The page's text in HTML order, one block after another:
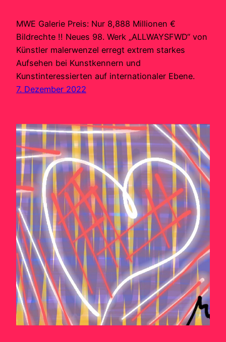
MWE Galerie Preis: Nur 8,888 Millionen €
Bildrechte !! Neues 98. Werk „ALLWAYSFWD“ von
Künstler malerwenzel erregt extrem starkes
Aufsehen bei Kunstkennern und
Kunstinteressierten auf internationaler Ebene.
7. Dezember 2022